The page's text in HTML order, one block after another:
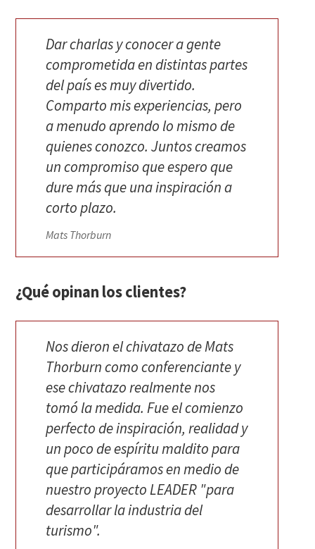
Dar charlas y conocer a gente
comprometida en distintas partes
del país es muy divertido.
Comparto mis experiencias, pero
a menudo aprendo lo mismo de
quienes conozco. Juntos creamos
un compromiso que espero que
dure más que una inspiración a
corto plazo.
Mats Thorburn
¿Qué opinan los clientes?
Nos dieron el chivatazo de Mats
Thorburn como conferenciante y
ese chivatazo realmente nos
tomó la medida. Fue el comienzo
perfecto de inspiración, realidad y
un poco de espíritu maldito para
que participáramos en medio de
nuestro proyecto LEADER "para
desarrollar la industria del
turismo".